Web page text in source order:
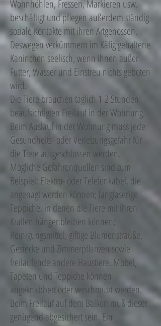
Wohnhöhlen, Fressen, Markieren usw.
beschäftigt und pflegen außerdem ständig
soziale Kontakte mit ihren Artgenossen.
Deswegen verkümmern im Käfig gehaltene
Kaninchen seelisch, wenn ihnen außer
Futter, Wasser und Einstreu nichts geboten
wird.
Die Tiere brauchen täglich 1-2 Stunden
beaufsichtigten Freilauf in der Wohnung.
Beim Auslauf in der Wohnung muss jede
Gesundheits- oder Verletzungsgefahr für
die Tiere ausgeschlossen werden.
Mögliche Gefahrenquellen sind zum
Beispiel: Elektro- oder Telefonkabel, die
angenagt werden können; langfaserige
Teppiche, in denen die Tiere mit ihren
Krallen hängenbleiben können;
Reinigungsmittel; giftige Blumensträuße,
Gestecke und Zimmerpflanzen sowie
freilaufende andere Haustiere. Möbel,
Tapeten und Teppiche können
angeknabbert oder verschmutzt werden.
Beim Freilauf auf dem Balkon muß dieser
genügend abgesichert sein. Ein